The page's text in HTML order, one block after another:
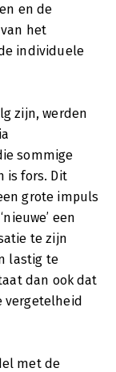
en de
het
individuele
zijn, werden
sommige
is fors. Dit
grote impuls
een
te zijn
lastig te
dan ook dat
vergetelheid
met de